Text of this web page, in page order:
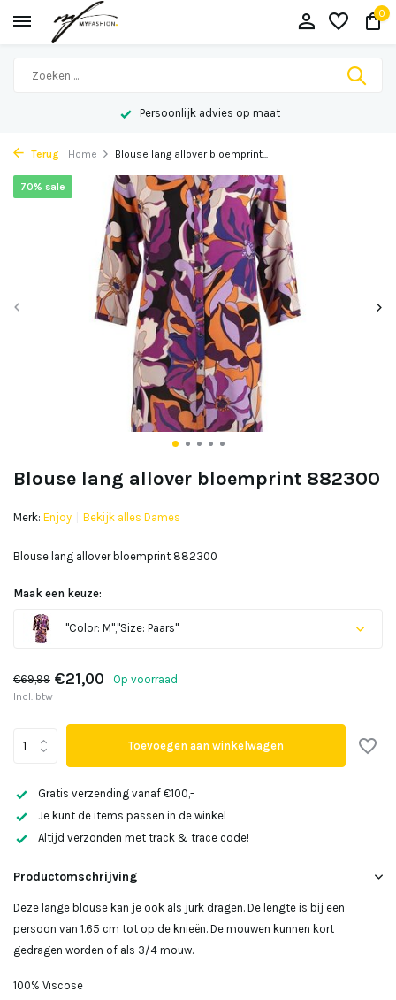
0
Persoonlijk advies op maat
Terug Home Blouse lang allover bloemprint...
Blouse lang allover bloemprint 882300
70% sale
Merk: Enjoy Bekijk alles Dames
Blouse lang allover bloemprint 882300
Maak een keuze:
"Color: M","Size: Paars"
€69,99 €21,00 Op voorraad
Incl. btw
Toevoegen aan winkelwagen
Gratis verzending vanaf €100,-
Je kunt de items passen in de winkel
Altijd verzonden met track & trace code!
Productomschrijving
Deze lange blouse kan je ook als jurk dragen. De lengte is bij een
persoon van 1.65 cm tot op de knieën. De mouwen kunnen kort
gedragen worden of als 3/4 mouw.
100% Viscose